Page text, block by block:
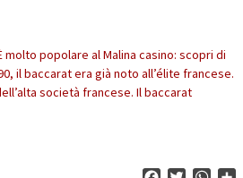
popolare al Malina casino: scopri di
il baccarat era già noto all’élite francese.
società francese. Il baccarat